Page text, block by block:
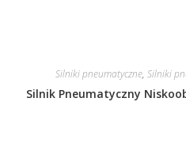
Silniki pneumatyczne, Silniki
Silnik Pneumatyczny